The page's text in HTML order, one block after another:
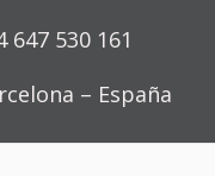
647 530 161
– España